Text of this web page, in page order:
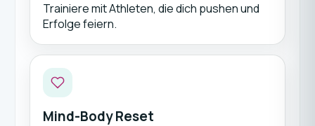
Trainiere mit Athleten, die dich pushen und
Erfolge feiern.
Mind-Body Reset